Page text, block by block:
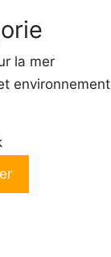
la mer
environnement